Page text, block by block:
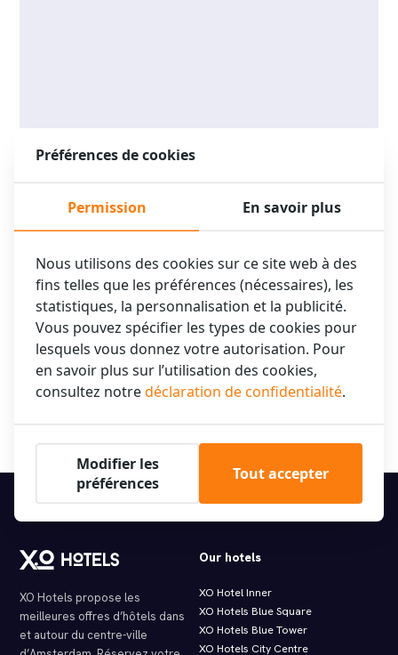
n’effectuez pas de réservation, vos informations personnelles ne sont
utilisées que pour répondre à votre message. Nous ne conservons pas
d'informations, consultez notredéclaration de confidentialité .
hôtels à Amsterdam !
XO Hotels propose les
meilleures offres d’hôtels dans
et autour du centre-ville
Our hotels
XO Hotel Inner
XO Hotels Blue Square
XO Hotels Blue Tower
XO Hotels City Centre
Préférences de cookies
Permission En savoir plus
Nous utilisons des cookies sur ce site web à des
fins telles que les préférences (nécessaires), les
statistiques, la personnalisation et la publicité.
Vous pouvez spécifier les types de cookies pour
lesquels vous donnez votre autorisation. Pour
en savoir plus sur l’utilisation des cookies,
consultez notredéclaration de confidentialité.
Modifier les
préférences
Tout accepter